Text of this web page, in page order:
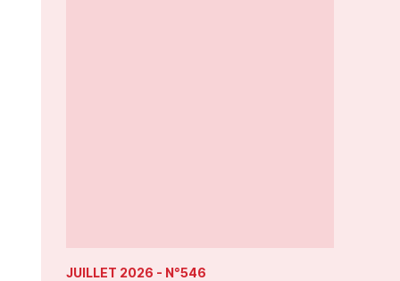
JUILLET 2026 - N°546